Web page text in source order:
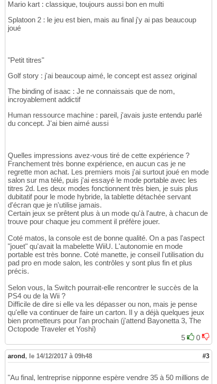
Mario kart : classique, toujours aussi bon en multi
Splatoon 2 : le jeu est bien, mais au final j'y ai pas beaucoup
joué
"Petit titres"
Golf story : j'ai beaucoup aimé, le concept est assez original
The binding of isaac : Je ne connaissais que de nom,
incroyablement addictif
Human ressource machine : pareil, j'avais juste entendu parlé
du concept. J'ai bien aimé aussi
Quelles impressions avez-vous tiré de cette expérience ?
Franchement très bonne expérience, en aucun cas je ne
regrette mon achat. Les premiers mois j'ai surtout joué en mode
salon sur ma télé, puis j'ai essayé le mode portable avec les
titres 2d. Les deux modes fonctionnent très bien, je suis plus
dubitatif pour le mode hybride, la tablette détachée servant
d'écran que je n'utilise jamais.
Certain jeux se prêtent plus à un mode qu'à l'autre, à chacun de
trouve pour chaque jeu comment il préfère jouer.
Coté matos, la console est de bonne qualité. On a pas l'aspect
"jouet" qu'avait la mabelette WiiU. L'autonomie en mode
portable est très bonne. Coté manette, je conseil l'utilisation du
pad pro en mode salon, les contrôles y sont plus fin et plus
précis.
Selon vous, la Switch pourrait-elle rencontrer le succès de la
PS4 ou de la Wii ?
Difficile de dire si elle va les dépasser ou non, mais je pense
qu'elle va continuer de faire un carton. Il y a déjà quelques jeux
bien prometteurs pour l'an prochain (j'attend Bayonetta 3, The
Octopode Traveler et Yoshi)
5
0
arond , le 14/12/2017 à 09h48 #3
"Au final, lentreprise nipponne espère vendre 35 à 50 millions de